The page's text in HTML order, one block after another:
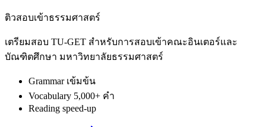
ติวสอบเข้าธรรมศาสตร์
เตรียมสอบ TU-GET สำหรับการสอบเข้าคณะอินเตอร์และ
บัณฑิตศึกษา มหาวิทยาลัยธรรมศาสตร์
Grammar เข้มข้น
Vocabulary 5,000+ คำ
Reading speed-up